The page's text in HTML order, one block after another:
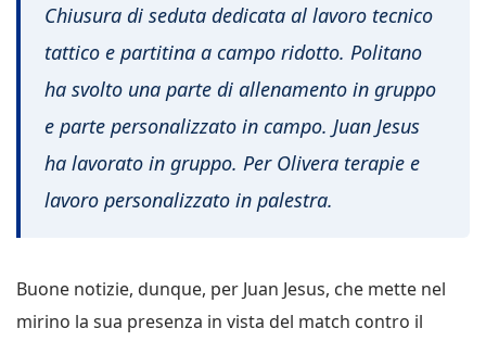
Chiusura di seduta dedicata al lavoro tecnico
tattico e partitina a campo ridotto. Politano
ha svolto una parte di allenamento in gruppo
e parte personalizzato in campo. Juan Jesus
ha lavorato in gruppo. Per Olivera terapie e
lavoro personalizzato in palestra.
Buone notizie, dunque, per Juan Jesus, che mette nel
mirino la sua presenza in vista del match contro il